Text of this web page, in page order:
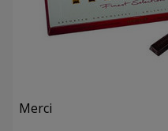
Merci